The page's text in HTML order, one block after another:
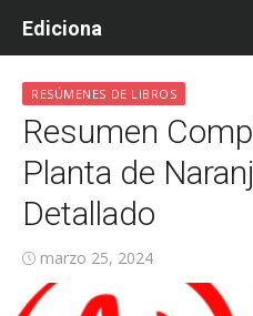
Ediciona
RESÚMENES DE LIBROS
Resumen
Planta de
Detallado
Posted
marzo 25, 2024